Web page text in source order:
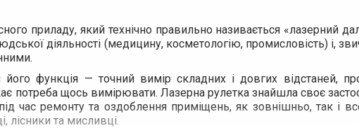
приладу, який технічно правильно називається «лазерний
діяльності (медицину, косметологію, промисловість) і,
функція — точний вимір складних і довгих відстаней,
потреба щось вимірювати. Лазерна рулетка знайшла своє
час ремонту та оздоблення приміщень, як зовнішньо, так і
лісники та мисливці.